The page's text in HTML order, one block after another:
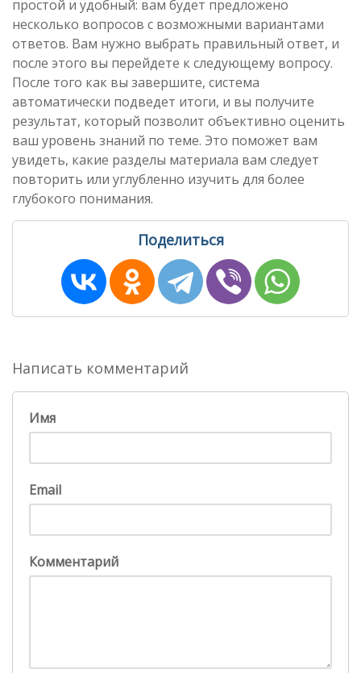
простой и удобный: вам будет предложено
несколько вопросов с возможными вариантами
ответов. Вам нужно выбрать правильный ответ, и
после этого вы перейдете к следующему вопросу.
После того как вы завершите, система
автоматически подведет итоги, и вы получите
результат, который позволит объективно оценить
ваш уровень знаний по теме. Это поможет вам
увидеть, какие разделы материала вам следует
повторить или углубленно изучить для более
глубокого понимания.
Поделиться
Написать комментарий
Имя
Email
Комментарий